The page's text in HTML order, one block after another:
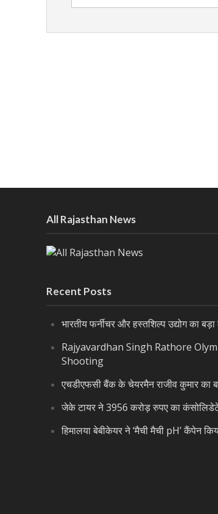
All Rajasthan News
Recent Posts
भारतीय फर्नीचर और हस्तशिल्प उद्योग का
Rajyavardhan Singh Rathore
Shooting
एचडीएफसी बैंक के चेयरमैन राजीव कुमार का
जेके टायर ने 3956 करोड़ रुपए का
हिमालया बेबीकेयर ने ‘मैची मैची pH’ कैंपेन